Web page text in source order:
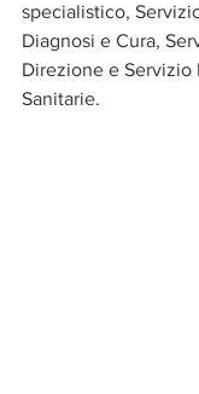
specialistico,
Diagnosi e Cura,
Direzione e Servizio
Sanitarie.